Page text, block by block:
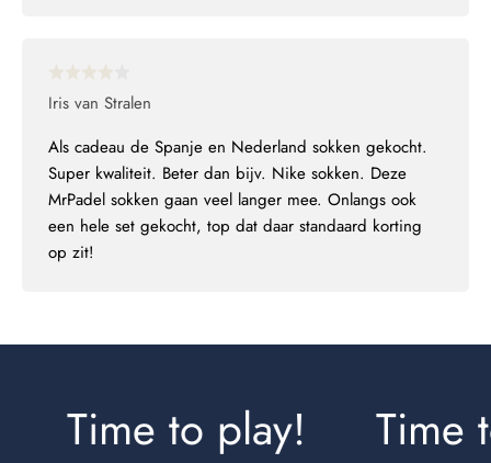
Iris van Stralen
Als cadeau de Spanje en Nederland sokken gekocht.
Super kwaliteit. Beter dan bijv. Nike sokken. Deze
MrPadel sokken gaan veel langer mee. Onlangs ook
een hele set gekocht, top dat daar standaard korting
op zit!
Time to play! Time